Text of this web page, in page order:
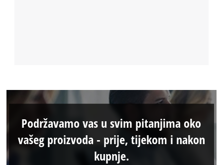
Podržavamo vas u svim pitanjima oko
vašeg proizvoda - prije, tijekom i nakon
kupnje.